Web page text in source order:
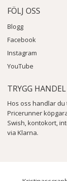
FÖLJ OSS
Blogg
Facebook
Instagram
YouTube
TRYGG HANDEL
Hos oss handlar du
Pricerunner
Swish, kontokort,
via Klarna.